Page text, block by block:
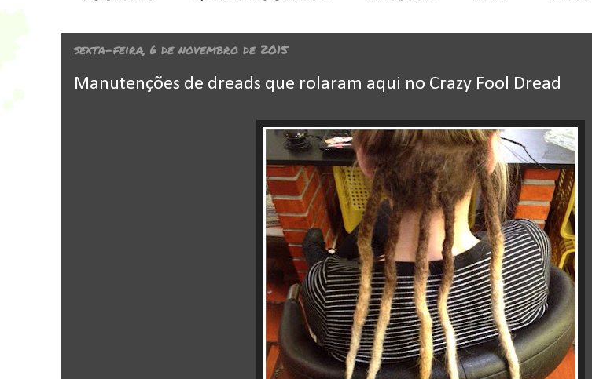
sexta-feira, 6 de novembro de 2015
Manutenções de dreads que rolaram aqui no Crazy Fool Dread